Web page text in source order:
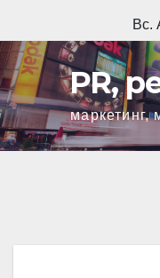
к
содержимому
Вс.
PR,
маркетинг,